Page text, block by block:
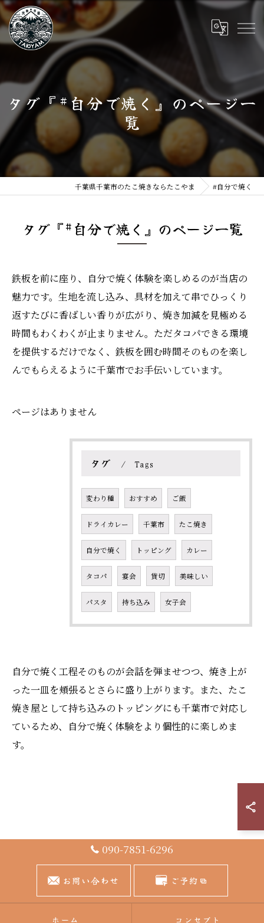
タグ『#自分で焼く』のページ一
覧
千葉県千葉市のたこ焼きならたこやま #自分で焼く
タグ『#自分で焼く』のページ一覧
鉄板を前に座り、自分で焼く体験を楽しめるのが当店の
魅力です。生地を流し込み、具材を加えて串でひっくり
返すたびに香ばしい香りが広がり、焼き加減を見極める
時間もわくわくが止まりません。ただタコパできる環境
を提供するだけでなく、鉄板を囲む時間そのものを楽し
んでもらえるように千葉市でお手伝いしています。
ページはありません
タグ Tags
変わり種 おすすめ ご飯
ドライカレー 千葉市 たこ焼き
自分で焼く トッピング カレー
タコパ 宴会 貸切 美味しい
パスタ 持ち込み 女子会
自分で焼く工程そのものが会話を弾ませつつ、焼き上が
った一皿を頬張るとさらに盛り上がります。また、たこ
焼き屋として持ち込みのトッピングにも千葉市で対応し
ているため、自分で焼く体験をより個性的に楽しめま
す。
090-7851-6296
お問い合わせ ご予約
ホーム コンセプト